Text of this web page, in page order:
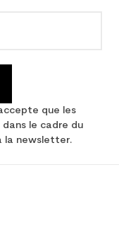
que les
le cadre du
la newsletter.